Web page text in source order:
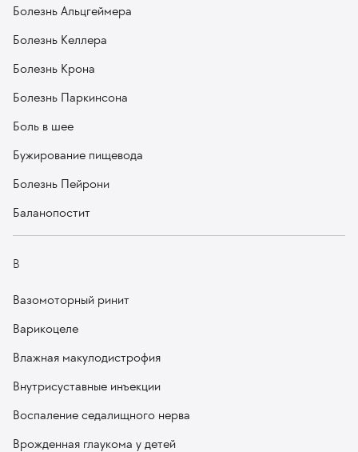
Болезнь Альцгеймера
Болезнь Келлера
Болезнь Крона
Болезнь Паркинсона
Боль в шее
Бужирование пищевода
Болезнь Пейрони
Баланопостит
В
Вазомоторный ринит
Варикоцеле
Влажная макулодистрофия
Внутрисуставные инъекции
Воспаление седалищного нерва
Врожденная глаукома у детей